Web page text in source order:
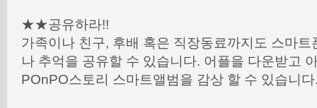
★★공유하라!!
가족이나 친구, 후배 혹은 직장동료까지도 스마트
나 추억을 공유할 수 있습니다. 어플을 다운받고
POnPO스토리 스마트앨범을 감상 할 수 있습니